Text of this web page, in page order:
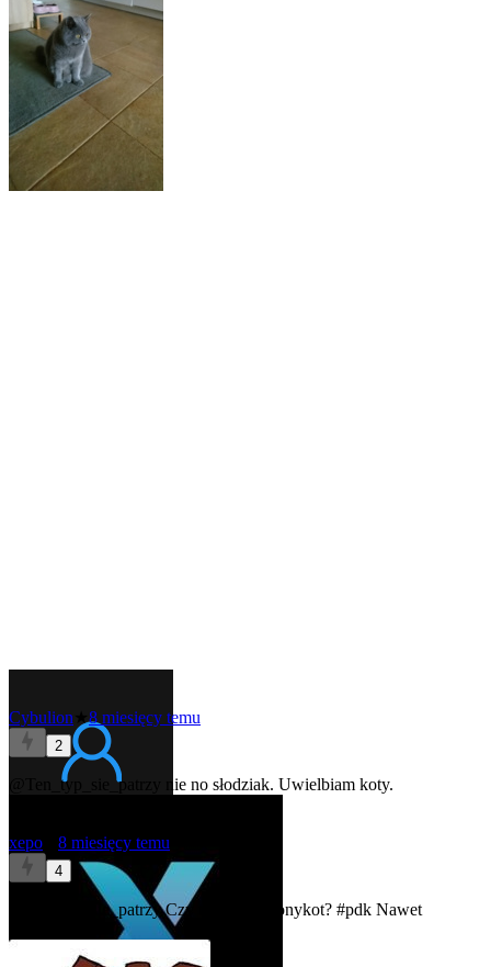
Cybulion ★8 miesięcy temu
2
@Ten_typ_sie_patrzy nie no słodziak. Uwielbiam koty.
xepo 8 miesięcy temu
4
@Ten_typ_sie_patrzyCzy to #przypalonykot? #pdk Nawet